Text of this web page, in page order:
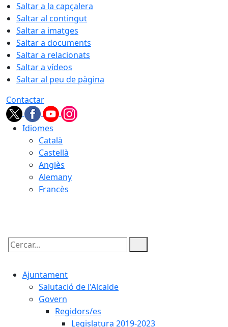
Saltar a la capçalera
Saltar al contingut
Saltar a imatges
Saltar a documents
Saltar a relacionats
Saltar a vídeos
Saltar al peu de pàgina
Contactar
Idiomes
Català
Castellà
Anglès
Alemany
Francès
Cercar:
Ajuntament
Salutació de l'Alcalde
Govern
Regidors/es
Legislatura 2019-2023